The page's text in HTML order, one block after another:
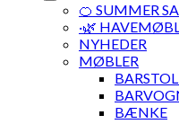
🍊 SUMMER
·🌿
NYHEDER
MØBLER
BÆNKE